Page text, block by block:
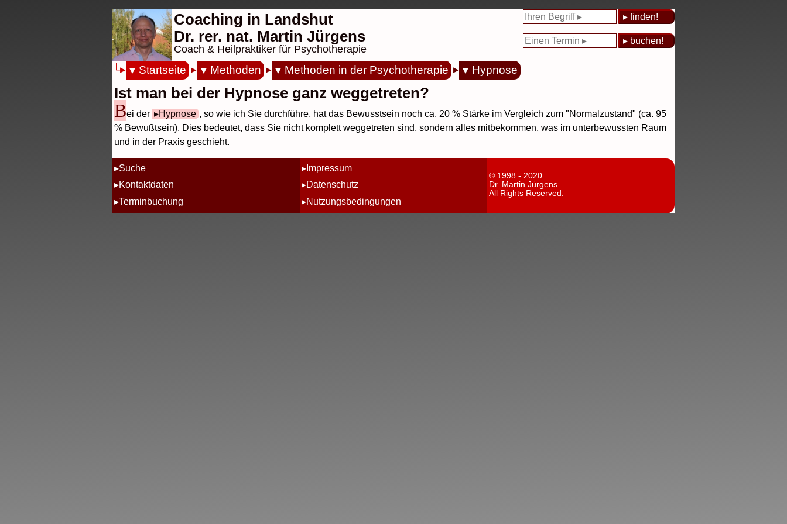
Coaching in Landshut
Dr. rer. nat. Martin Jürgens
Coach & Heilpraktiker für Psychotherapie
Startseite Methoden Methoden in der Psychotherapie Hypnose
Ist man bei der Hypnose ganz weggetreten?
Bei der Hypnose , so wie ich Sie durchführe, hat das Bewusstsein noch ca. 20 % Stärke im Vergleich zum "Normalzustand" (ca. 95
% Bewußtsein). Dies bedeutet, dass Sie nicht komplett weggetreten sind, sondern alles mitbekommen, was im unterbewussten Raum
und in der Praxis geschieht.
Suche
Kontaktdaten
Terminbuchung
Impressum
Datenschutz
Nutzungsbedingungen
© 1998 - 2020
Dr. Martin Jürgens
All Rights Reserved.